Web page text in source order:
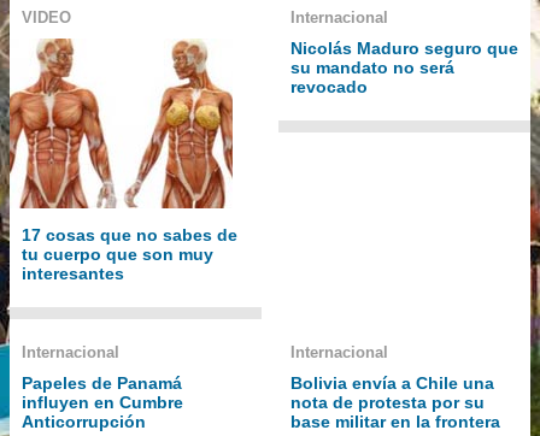
VIDEO
17 cosas que no sabes de
tu cuerpo que son muy
interesantes
Internacional
Nicolás Maduro seguro que
su mandato no será
revocado
Internacional
Papeles de Panamá
influyen en Cumbre
Anticorrupción
Internacional
Bolivia envía a Chile una
nota de protesta por su
base militar en la frontera